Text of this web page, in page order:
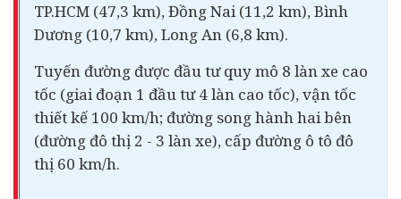
TP.HCM (47,3 km), Đồng Nai (11,2 km), Bình
Dương (10,7 km), Long An (6,8 km).
Tuyến đường được đầu tư quy mô 8 làn xe cao
tốc (giai đoạn 1 đầu tư 4 làn cao tốc), vận tốc
thiết kế 100 km/h; đường song hành hai bên
(đường đô thị 2 - 3 làn xe), cấp đường ô tô đô
thị 60 km/h.